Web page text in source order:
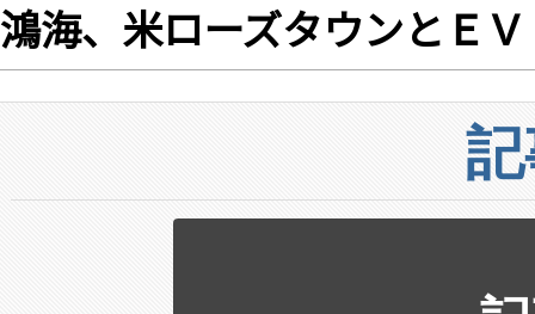
鴻海、米ローズタウンとＥ